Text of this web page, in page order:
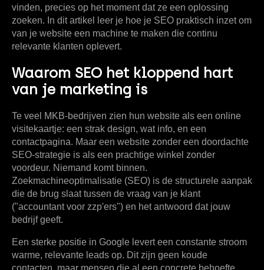
vinden, precies op het moment dat ze een oplossing
zoeken. In dit artikel leer je hoe je SEO praktisch inzet om
van je website een machine te maken die continu
relevante klanten oplevert.
Waarom SEO het kloppend hart
van je marketing is
Te veel MKB-bedrijven zien hun website als een online
visitekaartje: een strak design, wat info, en een
contactpagina. Maar een website zonder een doordachte
SEO-strategie is als een prachtige winkel zonder
voordeur. Niemand komt binnen.
Zoekmachineoptimalisatie (SEO) is de structurele aanpak
die de brug slaat tussen de vraag van je klant
("accountant voor zzp'ers") en het antwoord dat jouw
bedrijf geeft.
Een sterke positie in Google levert een constante stroom
warme, relevante leads op. Dit zijn geen koude
contacten, maar mensen die al een concrete behoefte